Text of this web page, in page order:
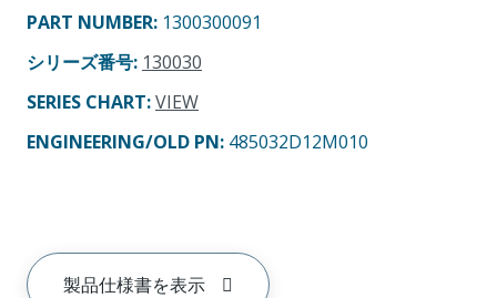
PART NUMBER: 1300300091
シリーズ番号: 130030
SERIES CHART:VIEW
ENGINEERING/OLD PN: 485032D12M010
製品仕様書を表示